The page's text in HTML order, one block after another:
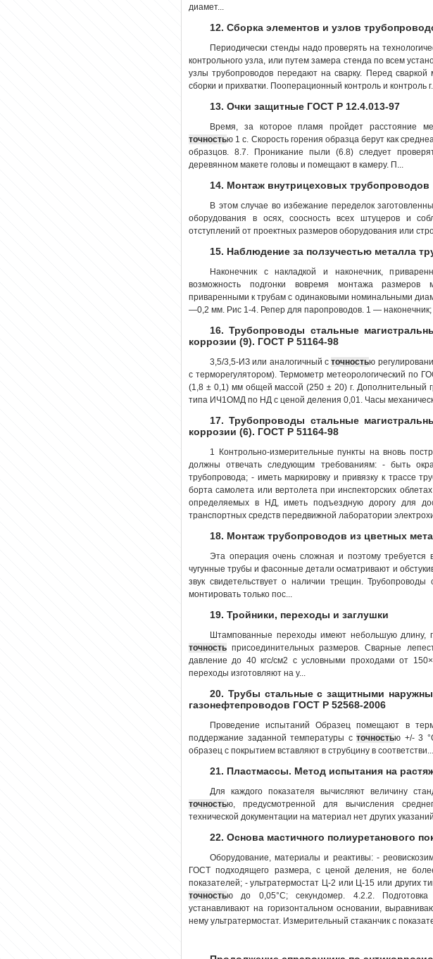
диамет...
12. Сборка элементов и узлов
Периодически стенды надо проверять на
контрольного узла, или путем замера стенда по всем
узлы трубопроводов передают на сварку. Перед
сборки и прихватки. Пооперационный контроль и контроль
13. Очки защитные ГОСТ Р 12.4.013-97
Время, за которое пламя пройдет расстояние
точностью 1 с. Скорость горения образца берут как
образцов. 8.7. Проникание пыли (6.8) следует
деревянном макете головы и помещают в камеру. П...
14. Монтаж внутрицеховых трубопроводов
В этом случае во избежание переделок
оборудования в осях, соосность всех штуцеров и
отступлений от проектных размеров оборудования или
15. Наблюдение за ползучестью металла
Наконечник с накладкой и наконечник,
возможность подгонки вовремя монтажа размеров
приваренными к трубам с одинаковыми номинальными
—0,2 мм. Рис 1-4. Репер для паропроводов. 1 —
16. Трубопроводы стальные
коррозии (9). ГОСТ Р 51164-98
3,5/3,5-ИЗ или аналогичный сточностью
с терморегулятором). Термометр метеорологический по
(1,8 ± 0,1) мм общей массой (250 ± 20) г. Дополнительный
типа ИЧ1ОМД по НД с ценой деления 0,01. Часы
17. Трубопроводы стальные
коррозии (6). ГОСТ Р 51164-98
1 Контрольно-измерительные пункты на вновь
должны отвечать следующим требованиям: - быть
трубопровода; - иметь маркировку и привязку к трассе
борта самолета или вертолета при инспекторских
определяемых в НД, иметь подъездную дорогу для
транспортных средств передвижной лаборатории
18. Монтаж трубопроводов из цветных
Эта операция очень сложная и поэтому требуется
чугунные трубы и фасонные детали осматривают и
звук свидетельствует о наличии трещин.
монтировать только пос...
19. Тройники, переходы и заглушки
Штампованные переходы имеют небольшую длину,
точность присоединительных размеров. Сварные
давление до 40 кгс/см2 с условными проходами от
переходы изготовляют на у...
20. Трубы стальные с защитными
газонефтепроводов ГОСТ Р 52568-2006
Проведение испытаний Образец помещают в
поддержание заданной температуры сточностью +/- 3
образец с покрытием вставляют в струбцину в соответстви...
21. Пластмассы. Метод испытания на
Для каждого показателя вычисляют величину
точностью, предусмотренной для вычисления
технической документации на материал нет других
22. Основа мастичного полиуретанового
Оборудование, материалы и реактивы: -
ГОСТ подходящего размера, с ценой деления, не
показателей; - ультратермостат Ц-2 или Ц-15 или других
точностью до 0,05°С; секундомер. 4.2.2.
устанавливают на горизонтальном основании,
нему ультратермостат. Измерительный стаканчик с